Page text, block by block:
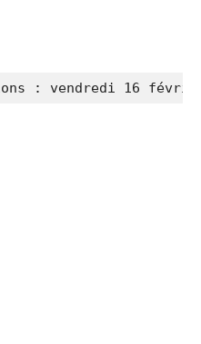
: vendredi 16